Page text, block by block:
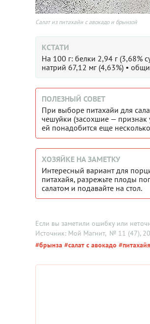
Салат из питахайи с авокадо и брынзой
КСТАТИ
На 100 г: белки 2,94 г (3,68%
натрий 67,12 мг (4,63%) •
ПОЛЕЗНЫЙ СОВЕТ
При выборе питахайи для
чешуйки (засохшие — признак
ей понадобится еще
ХОЗЯЙКЕ НА ЗАМЕТКУ
Интересный вариант для
питахайя, разрежьте плоды
салатом и подавайте на стол.
Если вы заметили ошибку или
Источник: Мой Магнит, № 11 (47),
#брынза #салат с авокадо #питахайя